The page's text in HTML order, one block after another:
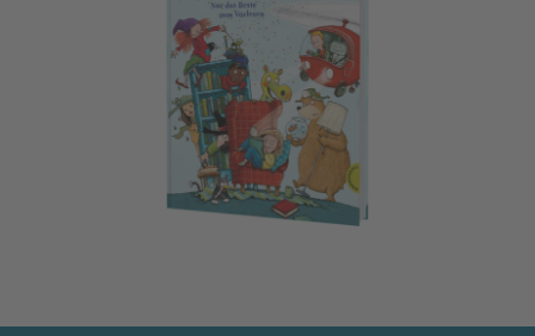
Das große Geschichtenfest